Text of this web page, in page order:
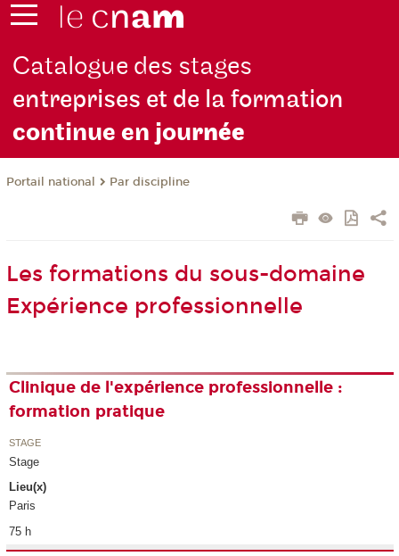
Catalogue des stages
entreprises et de la formation
continue en journée
Portail national Par discipline
Les formations du sous-domaine
Expérience professionnelle
Clinique de l'expérience professionnelle :
formation pratique
STAGE
Stage
Lieu(x)
Paris
75 h